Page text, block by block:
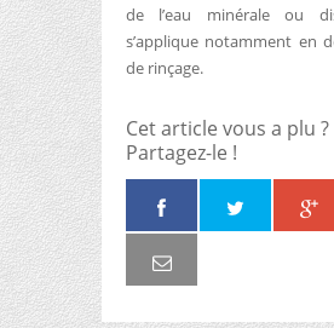
de l’eau minérale ou
s’applique notamment en
de rinçage.
Cet article vous a plu ?
Partagez-le !